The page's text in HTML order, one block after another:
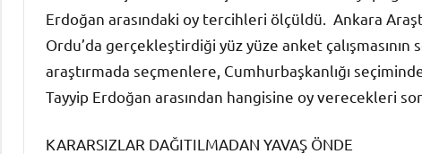
Erdoğan arasındaki oy tercihleri ölçüldü. Ankara
Ordu’da gerçekleştirdiği yüz yüze anket çalışmasının
araştırmada seçmenlere, Cumhurbaşkanlığı
Tayyip Erdoğan arasından hangisine oy verecekleri
KARARSIZLAR DAĞITILMADAN YAVAŞ ÖNDE